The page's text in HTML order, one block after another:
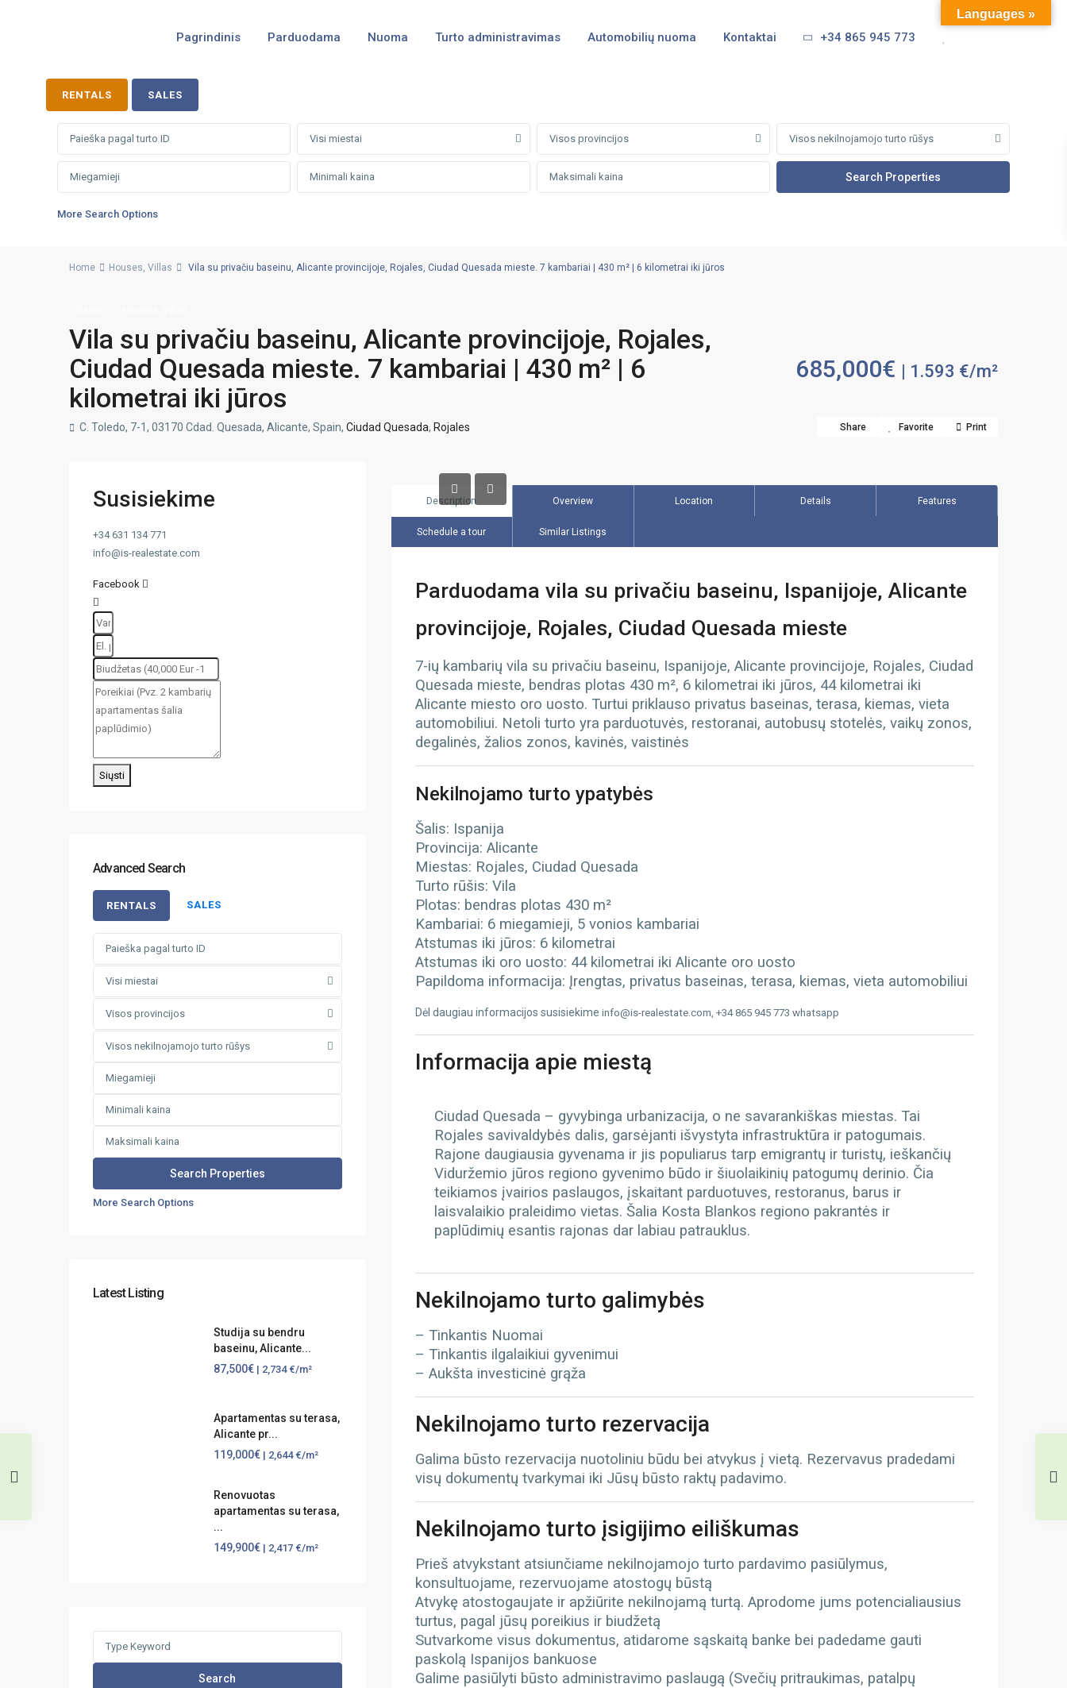
Pagrindinis Parduodama Nuoma Turto administravimas Automobilių nuoma Kontaktai +34 865 945 773
RENTALS SALES
Visi miestai Visos provincijos Visos nekilnojamojo turto rūšys
More Search Options
Home Houses, Villas Vila su privačiu baseinu, Alicante provincijoje, Rojales, Ciudad Quesada mieste. 7 kambariai | 430 m² | 6 kilometrai iki jūros
Vila su privačiu baseinu, Alicante provincijoje, Rojales,
Ciudad Quesada mieste. 7 kambariai | 430 m² | 6
kilometrai iki jūros
685,000€ | 1.593 €/m²
C. Toledo, 7-1, 03170 Cdad. Quesada, Alicante, Spain, Ciudad Quesada, Rojales Share Favorite Print
Description Overview Location Details Features
Schedule a tour Similar Listings
Parduodama vila su privačiu baseinu, Ispanijoje, Alicante
provincijoje, Rojales, Ciudad Quesada mieste
7-ių kambarių vila su privačiu baseinu, Ispanijoje, Alicante provincijoje, Rojales, Ciudad
Quesada mieste, bendras plotas 430 m², 6 kilometrai iki jūros, 44 kilometrai iki
Alicante miesto oro uosto. Turtui priklauso privatus baseinas, terasa, kiemas, vieta
automobiliui. Netoli turto yra parduotuvės, restoranai, autobusų stotelės, vaikų zonos,
degalinės, žalios zonos, kavinės, vaistinės
Nekilnojamo turto ypatybės
Šalis: Ispanija
Provincija: Alicante
Miestas: Rojales, Ciudad Quesada
Turto rūšis: Vila
Plotas: bendras plotas 430 m²
Kambariai: 6 miegamieji, 5 vonios kambariai
Atstumas iki jūros: 6 kilometrai
Atstumas iki oro uosto: 44 kilometrai iki Alicante oro uosto
Papildoma informacija: Įrengtas, privatus baseinas, terasa, kiemas, vieta automobiliui
Dėl daugiau informacijos susisiekime info@is-realestate.com, +34 865 945 773 whatsapp
Informacija apie miestą
Ciudad Quesada – gyvybinga urbanizacija, o ne savarankiškas miestas. Tai
Rojales savivaldybės dalis, garsėjanti išvystyta infrastruktūra ir patogumais.
Rajone daugiausia gyvenama ir jis populiarus tarp emigrantų ir turistų, ieškančių
Viduržemio jūros regiono gyvenimo būdo ir šiuolaikinių patogumų derinio. Čia
teikiamos įvairios paslaugos, įskaitant parduotuves, restoranus, barus ir
laisvalaikio praleidimo vietas. Šalia Kosta Blankos regiono pakrantės ir
paplūdimių esantis rajonas dar labiau patrauklus.
Nekilnojamo turto galimybės
– Tinkantis Nuomai
– Tinkantis ilgalaikiui gyvenimui
– Aukšta investicinė grąža
Nekilnojamo turto rezervacija
Galima būsto rezervacija nuotoliniu būdu bei atvykus į vietą. Rezervavus pradedami
visų dokumentų tvarkymai iki Jūsų būsto raktų padavimo.
Nekilnojamo turto įsigijimo eiliškumas
Prieš atvykstant atsiunčiame nekilnojamojo turto pardavimo pasiūlymus,
konsultuojame, rezervuojame atostogų būstą
Atvykę atostogaujate ir apžiūrite nekilnojamą turtą. Aprodome jums potencialiausius
turtus, pagal jūsų poreikius ir biudžetą
Sutvarkome visus dokumentus, atidarome sąskaitą banke bei padedame gauti
paskolą Ispanijos bankuose
Galime pasiūlyti būsto administravimo paslaugą (Svečių pritraukimas, patalpų
Susisiekime
+34 631 134 771
info@is-realestate.com
Facebook
Siųsti
Advanced Search
RENTALS SALES
Visi miestai
Visos provincijos
Visos nekilnojamojo turto rūšys
More Search Options
Latest Listing
Studija su bendru
baseinu, Alicante...
87,500€ | 2,734 €/m²
Apartamentas su terasa,
Alicante pr...
119,000€ | 2,644 €/m²
Renovuotas
apartamentas su terasa,
...
149,900€ | 2,417 €/m²
Search
Languages »